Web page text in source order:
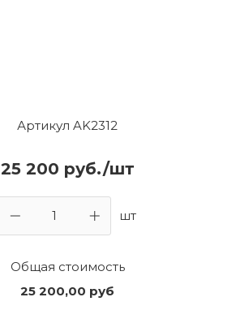
Артикул AK2312
25 200 руб./шт
шт
Общая стоимость
25 200,00 руб